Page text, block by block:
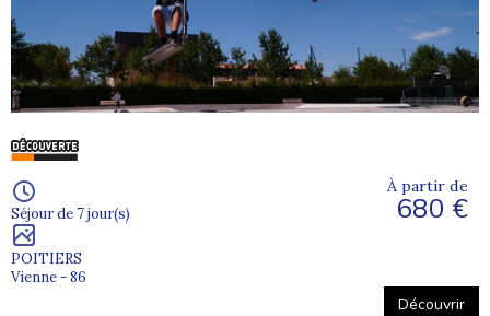
Séjour de 7 jour(s)
POITIERS
Vienne - 86
À partir de
680 €
Découvrir